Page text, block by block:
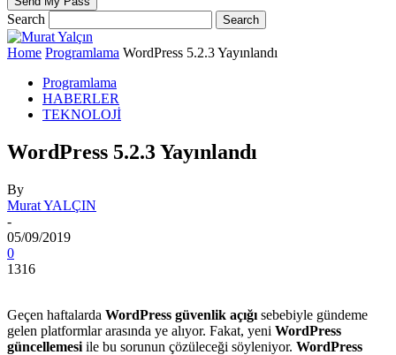
Search
Home Programlama WordPress 5.2.3 Yayınlandı
Programlama
HABERLER
TEKNOLOJİ
WordPress 5.2.3 Yayınlandı
By
Murat YALÇIN
-
05/09/2019
0
1316
Geçen haftalarda WordPress güvenlik açığı sebebiyle gündeme
gelen platformlar arasında ye alıyor. Fakat, yeni WordPress
güncellemesi ile bu sorunun çözüleceği söyleniyor. WordPress